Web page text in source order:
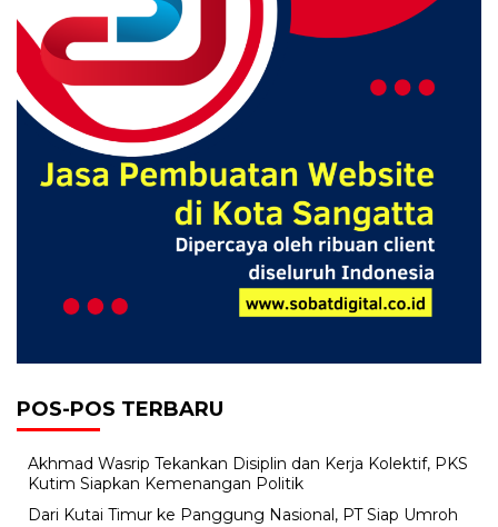
POS-POS TERBARU
Akhmad Wasrip Tekankan Disiplin dan Kerja Kolektif, PKS
Kutim Siapkan Kemenangan Politik
Dari Kutai Timur ke Panggung Nasional, PT Siap Umroh